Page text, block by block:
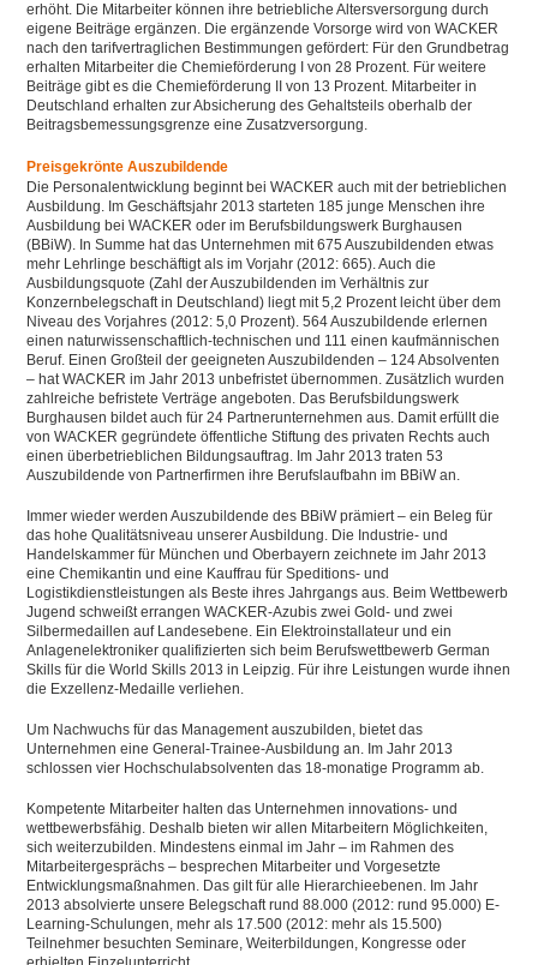
erhöht. Die Mitarbeiter können ihre betriebliche Altersversorgung durch
eigene Beiträge ergänzen. Die ergänzende Vorsorge wird von WACKER
nach den tarifvertraglichen Bestimmungen gefördert: Für den Grundbetrag
erhalten Mitarbeiter die Chemieförderung I von 28 Prozent. Für weitere
Beiträge gibt es die Chemieförderung II von 13 Prozent. Mitarbeiter in
Deutschland erhalten zur Absicherung des Gehaltsteils oberhalb der
Beitragsbemessungsgrenze eine Zusatzversorgung.
Preisgekrönte Auszubildende
Die Personalentwicklung beginnt bei WACKER auch mit der betrieblichen
Ausbildung. Im Geschäftsjahr 2013 starteten 185 junge Menschen ihre
Ausbildung bei WACKER oder im Berufsbildungswerk Burghausen
(BBiW). In Summe hat das Unternehmen mit 675 Auszubildenden etwas
mehr Lehrlinge beschäftigt als im Vorjahr (2012: 665). Auch die
Ausbildungsquote (Zahl der Auszubildenden im Verhältnis zur
Konzernbelegschaft in Deutschland) liegt mit 5,2 Prozent leicht über dem
Niveau des Vorjahres (2012: 5,0 Prozent). 564 Auszubildende erlernen
einen naturwissenschaftlich-technischen und 111 einen kaufmännischen
Beruf. Einen Großteil der geeigneten Auszubildenden – 124 Absolventen
– hat WACKER im Jahr 2013 unbefristet übernommen. Zusätzlich wurden
zahlreiche befristete Verträge angeboten. Das Berufsbildungswerk
Burghausen bildet auch für 24 Partnerunternehmen aus. Damit erfüllt die
von WACKER gegründete öffentliche Stiftung des privaten Rechts auch
einen überbetrieblichen Bildungsauftrag. Im Jahr 2013 traten 53
Auszubildende von Partnerfirmen ihre Berufslaufbahn im BBiW an.
Immer wieder werden Auszubildende des BBiW prämiert – ein Beleg für
das hohe Qualitätsniveau unserer Ausbildung. Die Industrie- und
Handelskammer für München und Oberbayern zeichnete im Jahr 2013
eine Chemikantin und eine Kauffrau für Speditions- und
Logistikdienstleistungen als Beste ihres Jahrgangs aus. Beim Wettbewerb
Jugend schweißt errangen WACKER-Azubis zwei Gold- und zwei
Silbermedaillen auf Landesebene. Ein Elektroinstallateur und ein
Anlagenelektroniker qualifizierten sich beim Berufswettbewerb German
Skills für die World Skills 2013 in Leipzig. Für ihre Leistungen wurde ihnen
die Exzellenz-Medaille verliehen.
Um Nachwuchs für das Management auszubilden, bietet das
Unternehmen eine General-Trainee-Ausbildung an. Im Jahr 2013
schlossen vier Hochschulabsolventen das 18-monatige Programm ab.
Kompetente Mitarbeiter halten das Unternehmen innovations- und
wettbewerbsfähig. Deshalb bieten wir allen Mitarbeitern Möglichkeiten,
sich weiterzubilden. Mindestens einmal im Jahr – im Rahmen des
Mitarbeitergesprächs – besprechen Mitarbeiter und Vorgesetzte
Entwicklungsmaßnahmen. Das gilt für alle Hierarchieebenen. Im Jahr
2013 absolvierte unsere Belegschaft rund 88.000 (2012: rund 95.000) E-
Learning-Schulungen, mehr als 17.500 (2012: mehr als 15.500)
Teilnehmer besuchten Seminare, Weiterbildungen, Kongresse oder